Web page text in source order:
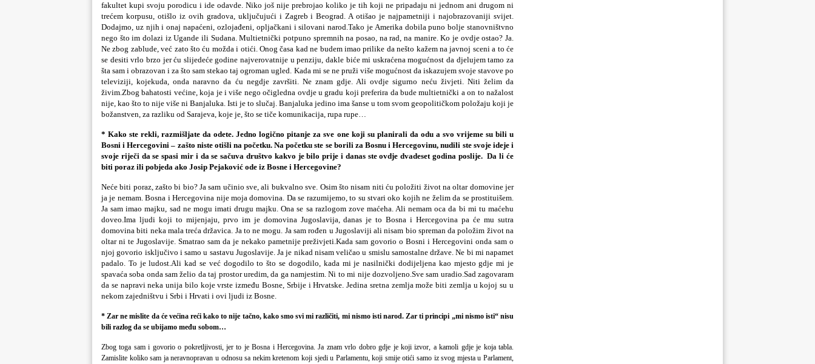
fakultet kupi svoju porodicu i ide odavde. Niko još nije prebrojao koliko je tih koji ne pripadaju ni jednom ani drugom ni
trećem korpusu, otišlo iz ovih gradova, uključujući i Zagreb i Beograd. A otišao je najpametniji i najobrazovaniji svijet.
Dodajmo, uz njih i onaj napaćeni, ozlojađeni, opljačkani i silovani narod.Tako je Amerika dobila puno bolje stanovništvno
nego što im dolazi iz Ugande ili Sudana. Multietnički potpuno spremnih na posao, na rad, na manire. Ko je ovdje ostao? Ja.
Ne zbog zablude, već zato što ću možda i otići. Onog časa kad ne budem imao prilike da nešto kažem na javnoj sceni a to će
se desiti vrlo brzo jer ću slijedeće godine najverovatnije u penziju, dakle biće mi uskraćena mogućnost da djelujem tamo za
šta sam i obrazovan i za što sam stekao taj ogroman ugled. Kada mi se ne pruži više mogućnost da iskazujem svoje stavove po
televiziji, kojekuda, onda naravno da ću negdje završiti. Ne znam gdje. Ali ovdje sigurno neću živjeti. Niti želim da
živim.Zbog bahatosti većine, koja je i više nego očigledna ovdje u gradu koji preferira da bude multietnički a on to nažalost
nije, kao što to nije više ni Banjaluka. Isti je to slučaj. Banjaluka jedino ima šanse u tom svom geopolitičkom položaju koji je
božanstven, za razliku od Sarajeva, koje je, što se tiče komunikacija, rupa rupe…
* Kako ste rekli, razmišljate da odete. Jedno logično pitanje za sve one koji su planirali da odu a svo vrijeme su bili u
Bosni i Hercegovini – zašto niste otišli na početku. Na početku ste se borili za Bosnu i Hercegovinu, nudili ste svoje ideje i
svoje riječi da se spasi mir i da se sačuva društvo kakvo je bilo prije i danas ste ovdje dvadeset godina poslije. Da li će
biti poraz ili pobjeda ako Josip Pejaković ode iz Bosne i Hercegovine?
Neće biti poraz, zašto bi bio? Ja sam učinio sve, ali bukvalno sve. Osim što nisam niti ću položiti život na oltar domovine jer
ja je nemam. Bosna i Hercegovina nije moja domovina. Da se razumijemo, to su stvari oko kojih ne želim da se prostituišem.
Ja sam imao majku, sad ne mogu imati drugu majku. Ona se sa razlogom zove maćeha. Ali nemam oca da bi mi tu maćehu
doveo.Ima ljudi koji to mijenjaju, prvo im je domovina Jugoslavija, danas je to Bosna i Hercegovina pa će mu sutra
domovina biti neka mala treća državica. Ja to ne mogu. Ja sam rođen u Jugoslaviji ali nisam bio spreman da položim život na
oltar ni te Jugoslavije. Smatrao sam da je nekako pametnije preživjeti.Kada sam govorio o Bosni i Hercegovini onda sam o
njoj govorio isključivo i samo u sastavu Jugoslavije. Ja je nikad nisam veličao u smislu samostalne države. Ne bi mi napamet
padalo. To je ludost.Ali kad se već dogodilo to što se dogodilo, kada mi je nasilnički dodijeljena kao mjesto gdje mi je
spavaća soba onda sam želio da taj prostor uredim, da ga namjestim. Ni to mi nije dozvoljeno.Sve sam uradio.Sad zagovaram
da se napravi neka unija bilo koje vrste između Bosne, Srbije i Hrvatske. Jedina sretna zemlja može biti zemlja u kojoj su u
nekom zajedništvu i Srbi i Hrvati i ovi ljudi iz Bosne.
* Zar ne mislite da će većina reći kako to nije tačno, kako smo svi mi različiti, mi nismo isti narod. Zar ti principi „mi nismo isti“ nisu
bili razlog da se ubijamo među sobom…
Zbog toga sam i govorio o pokretljivosti, jer to je Bosna i Hercegovina. Ja znam vrlo dobro gdje je koji izvor, a kamoli gdje je koja tabla.
Zamislite koliko sam ja neravnopravan u odnosu sa nekim kretenom koji sjedi u Parlamentu, koji smije otići samo iz svog mjesta u Parlament,